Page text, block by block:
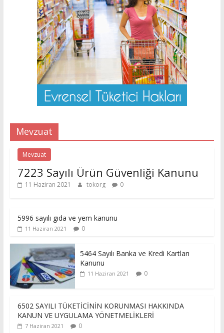
Mevzuat
Mevzuat
7223 Sayılı Ürün Güvenliği Kanunu
11 Haziran 2021 tokorg 0
5996 sayılı gıda ve yem kanunu
11 Haziran 2021 0
5464 Sayılı Banka ve Kredi Kartları
Kanunu
11 Haziran 2021 0
6502 SAYILI TÜKETİCİNİN KORUNMASI HAKKINDA
KANUN VE UYGULAMA YÖNETMELİKLERİ
7 Haziran 2021 0